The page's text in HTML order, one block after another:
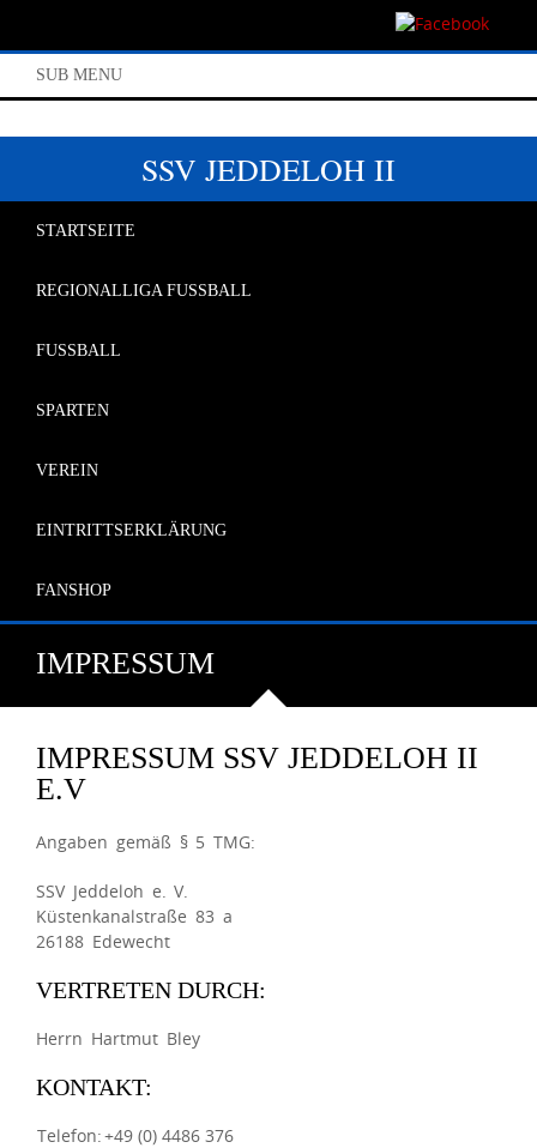
SUB MENU
SSV JEDDELOH II
STARTSEITE
REGIONALLIGA FUSSBALL
FUSSBALL
SPARTEN
VEREIN
EINTRITTSERKLÄRUNG
FANSHOP
IMPRESSUM
IMPRESSUM SSV JEDDELOH II
E.V
Angaben gemäß § 5 TMG:
SSV Jeddeloh e. V.
Küstenkanalstraße 83 a
26188 Edewecht
VERTRETEN DURCH:
Herrn Hartmut Bley
KONTAKT:
Telefon:+49 (0) 4486 376